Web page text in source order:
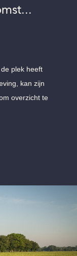
plek heeft
kan zijn
overzicht te